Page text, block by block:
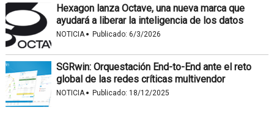
Hexagon lanza Octave, una nueva marca que
ayudará a liberar la inteligencia de los datos
NOTICIA· Publicado: 6/3/2026
SGRwin: Orquestación End-to-End ante el reto
global de las redes críticas multivendor
NOTICIA· Publicado: 18/12/2025